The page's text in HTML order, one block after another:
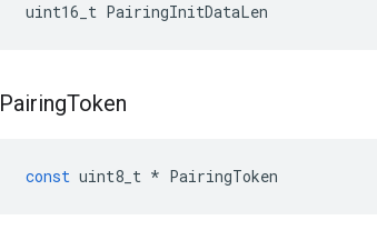
uint16_t PairingInitDataLen
PairingToken
const uint8_t * PairingToken